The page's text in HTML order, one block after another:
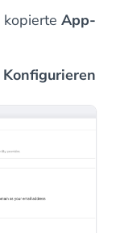
kopierte App-
Konfigurieren